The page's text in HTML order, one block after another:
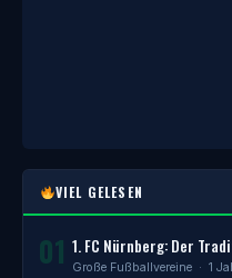
VIEL GELESEN
01 1. FC Nürnberg: Der
Große Fußballvereine · 1